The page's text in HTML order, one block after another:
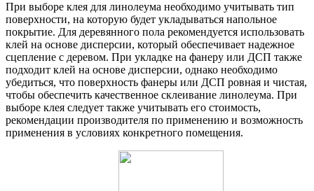
При выборе клея для линолеума необходимо учитывать тип
поверхности, на которую будет укладываться напольное
покрытие. Для деревянного пола рекомендуется использовать
клей на основе дисперсии, который обеспечивает надежное
сцепление с деревом. При укладке на фанеру или ДСП также
подходит клей на основе дисперсии, однако необходимо
убедиться, что поверхность фанеры или ДСП ровная и чистая,
чтобы обеспечить качественное склеивание линолеума. При
выборе клея следует также учитывать его стоимость,
рекомендации производителя по применению и возможность
применения в условиях конкретного помещения.